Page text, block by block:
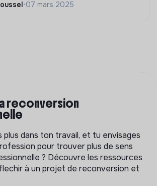
•07 mars 2025
reconversion
plus dans ton travail, et tu envisages
pour trouver plus de sens
? Découvre les ressources
à un projet de reconversion et